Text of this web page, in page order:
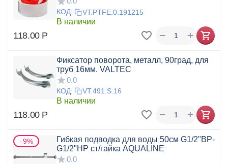
КОД: VT.PTFE.0.191215
В наличии
118.00 Р +
−
Фиксатор поворота, металл, 90град, для
труб 16мм. VALTEC
0.0
КОД: VT.491.S.16
В наличии
118.00 Р +
−
9%
Гибкая подводка для воды 50см G1/2"ВР-
G1/2"НР ст/гайка AQUALINE
0.0